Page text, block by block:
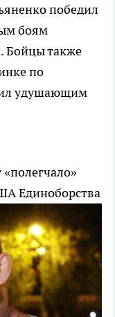
победил
боям
Бойцы также
по
удушающим
Единоборства